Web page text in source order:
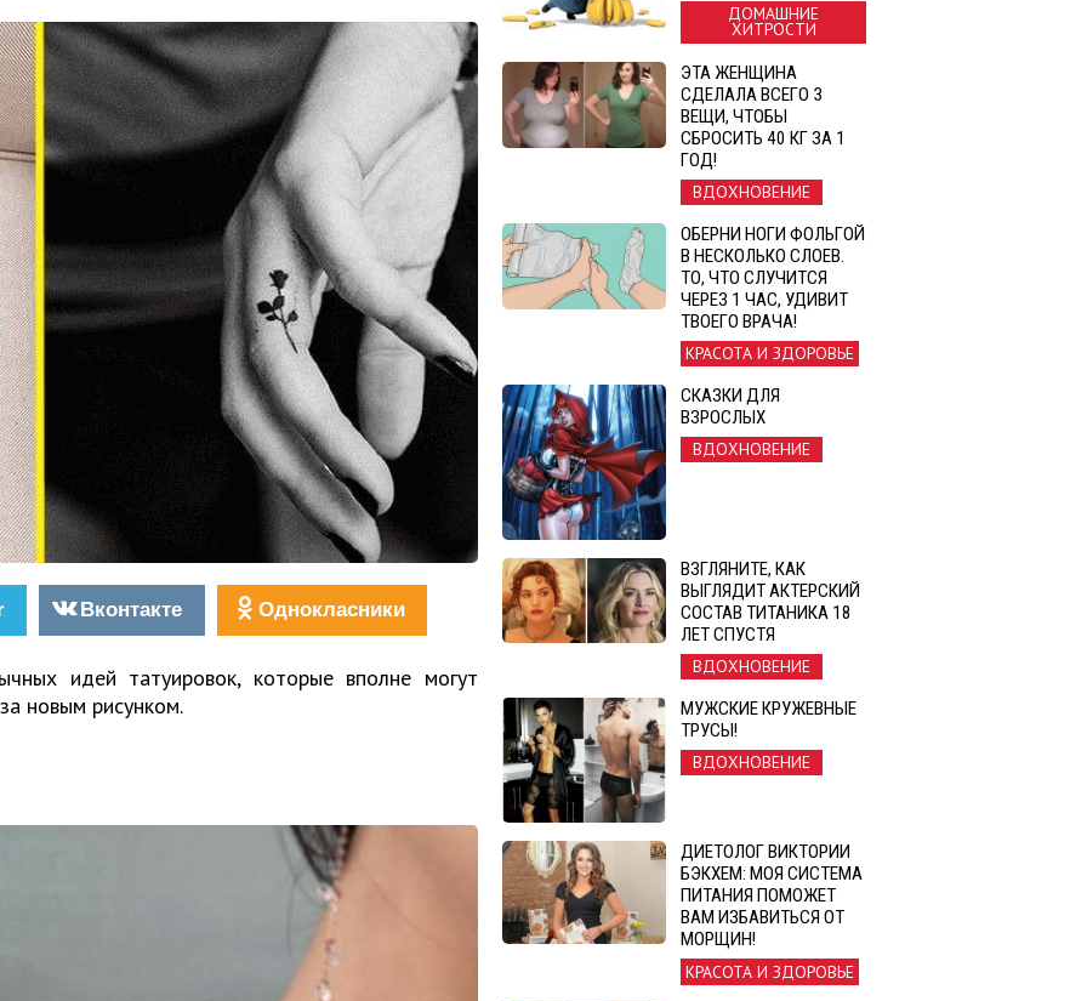
Вконтакте Однокласники
идей татуировок, которые вполне могут
новым рисунком.
ДОМАШНИЕ
ХИТРОСТИ
ЭТА ЖЕНЩИНА
СДЕЛАЛА ВСЕГО 3
ВЕЩИ, ЧТОБЫ
СБРОСИТЬ 40 КГ ЗА 1
ГОД!
ВДОХНОВЕНИЕ
ОБЕРНИ НОГИ ФОЛЬГОЙ
В НЕСКОЛЬКО СЛОЕВ.
ТО, ЧТО СЛУЧИТСЯ
ЧЕРЕЗ 1 ЧАС, УДИВИТ
ТВОЕГО ВРАЧА!
КРАСОТА И ЗДОРОВЬЕ
СКАЗКИ ДЛЯ
ВЗРОСЛЫХ
ВДОХНОВЕНИЕ
ВЗГЛЯНИТЕ, КАК
ВЫГЛЯДИТ АКТЕРСКИЙ
СОСТАВ ТИТАНИКА 18
ЛЕТ СПУСТЯ
ВДОХНОВЕНИЕ
МУЖСКИЕ КРУЖЕВНЫЕ
ТРУСЫ!
ВДОХНОВЕНИЕ
ДИЕТОЛОГ ВИКТОРИИ
БЭКХЕМ: МОЯ СИСТЕМА
ПИТАНИЯ ПОМОЖЕТ
ВАМ ИЗБАВИТЬСЯ ОТ
МОРЩИН!
КРАСОТА И ЗДОРОВЬЕ